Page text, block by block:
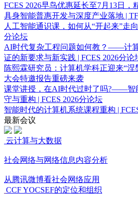
FCES 2026早鸟优惠延长至7月13日，
具身智能普惠开发与深度产业落地 |
人工智能通识课，如何从“开起来”走
分论坛
AI时代复杂工程问题如何教？——计
证的新要求与新实践 | FCES 2026分论
陈熙霖研究员：计算机学科正迎来“涅
大会特邀报告重磅来袭
课堂讲授，在AI时代过时了吗?——智
守与重构 | FCES 2026分论坛
智能时代的计算机系统课程重构 |
最新会议
云计算与大数据
社会网络与网络信息内容分析
从腾讯微博看社会网络应用
CCF YOCSEF的定位和组织